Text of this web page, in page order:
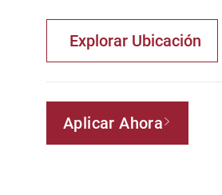
Explorar Ubicación
Aplicar Ahora